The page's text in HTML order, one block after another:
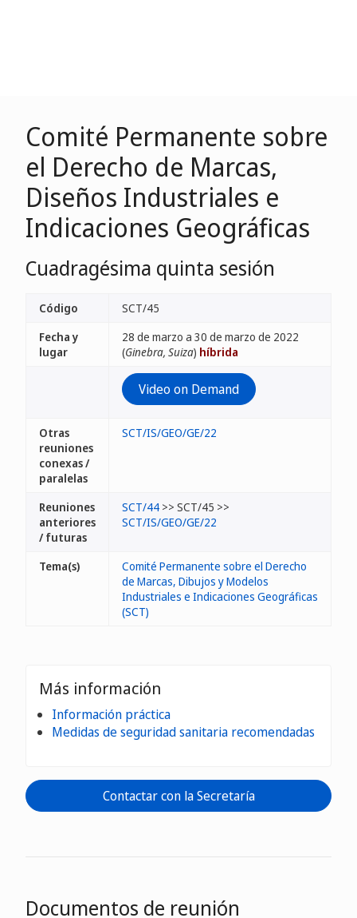
Comité Permanente sobre
el Derecho de Marcas,
Diseños Industriales e
Indicaciones Geográficas
Cuadragésima quinta sesión
Código
SCT/45
Fecha y
lugar
28 de marzo a 30 de marzo de 2022
(Ginebra, Suiza) híbrida
Video on Demand
Otras
reuniones
conexas /
paralelas
SCT/IS/GEO/GE/22
Reuniones
anteriores
/ futuras
SCT/44 >> SCT/45 >>
SCT/IS/GEO/GE/22
Tema(s)
Comité Permanente sobre el Derecho
de Marcas, Dibujos y Modelos
Industriales e Indicaciones Geográficas
(SCT)
Más información
Información práctica
Medidas de seguridad sanitaria recomendadas
Contactar con la Secretaría
Documentos de reunión